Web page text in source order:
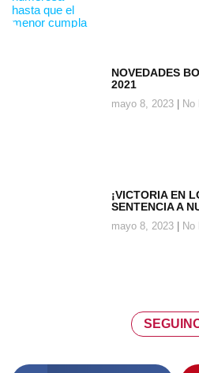
NOVEDADES
2021
mayo 8, 2023 No
¡VICTORIA EN
SENTENCIA A
mayo 8, 2023 No